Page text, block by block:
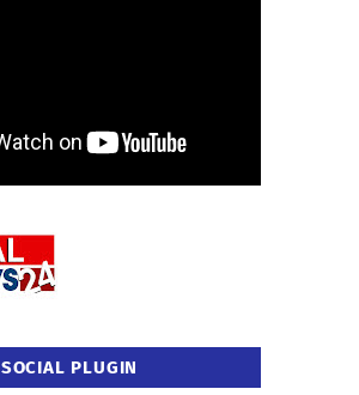
SOCIAL PLUGIN